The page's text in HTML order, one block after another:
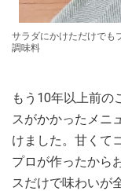
サラダにかけただけでも
調味料
もう10年以上前の
スがかかったメニ
けました。甘くて
プロが作ったから
スだけで味わいが